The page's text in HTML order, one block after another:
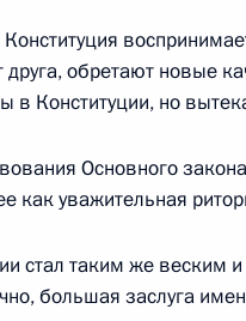
Военно-
обретают новые
в Конституции, но
Основного
как уважительная
стал таким же веским
большая заслуга